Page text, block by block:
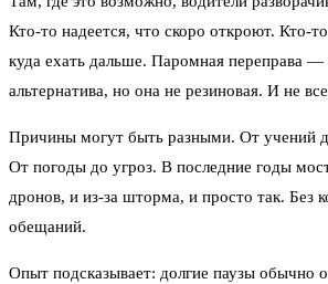
Кто-то надеется, что скоро откроют. Кто-
куда ехать дальше. Паромная переправа —
альтернатива, но она не резиновая. И не
Причины могут быть разными. От учений
От погоды до угроз. В последние годы
дронов, и из-за шторма, и просто так. Без
обещаний.
Опыт подсказывает: долгие паузы обычно